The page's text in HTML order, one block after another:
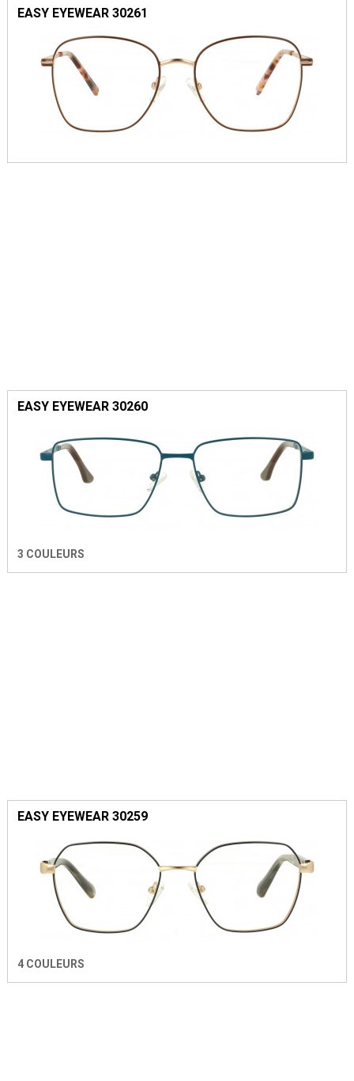
EASY EYEWEAR 30261
EASY EYEWEAR 30260
3 COULEURS
EASY EYEWEAR 30259
4 COULEURS